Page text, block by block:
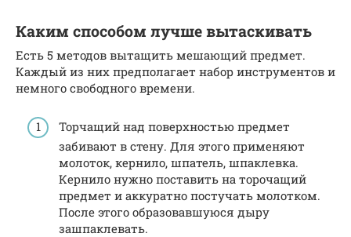
Каким способом лучше вытаскивать
Есть 5 методов вытащить мешающий предмет.
Каждый из них предполагает набор инструментов и
немного свободного времени.
Торчащий над поверхностью предмет
забивают в стену. Для этого применяют
молоток, кернило, шпатель, шпаклевка.
Кернило нужно поставить на торочащий
предмет и аккуратно постучать молотком.
После этого образовавшуюся дыру
зашпаклевать.